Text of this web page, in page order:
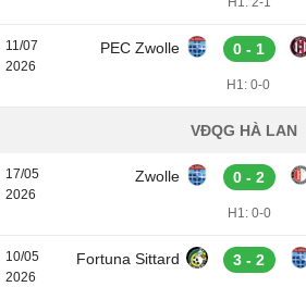
11/07
2026
PEC Zwolle 0 - 1
H1: 0-0
VĐQG HÀ LAN
17/05
2026
Zwolle 0 - 2
H1: 0-0
10/05
2026
Fortuna Sittard 3 - 2